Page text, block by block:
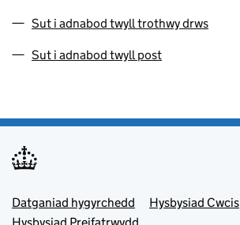
Sut i adnabod twyll trothwy drws
Sut i adnabod twyll post
Footer menu
Datganiad hygyrchedd
Hysbysiad Cwcis
Hysbysiad Preifatrwydd